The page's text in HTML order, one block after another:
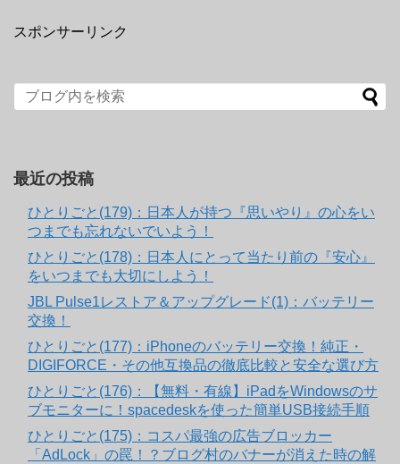
スポンサーリンク
最近の投稿
ひとりごと(179)：日本人が持つ『思いやり』の心をい
つまでも忘れないでいよう！
ひとりごと(178)：日本人にとって当たり前の『安心』
をいつまでも大切にしよう！
JBL Pulse1レストア＆アップグレード(1)：バッテリー
交換！
ひとりごと(177)：iPhoneのバッテリー交換！純正・
DIGIFORCE・その他互換品の徹底比較と安全な選び方
ひとりごと(176)：【無料・有線】iPadをWindowsのサ
ブモニターに！spacedeskを使った簡単USB接続手順
ひとりごと(175)：コスパ最強の広告ブロッカー
「AdLock」の罠！？ブログ村のバナーが消えた時の解